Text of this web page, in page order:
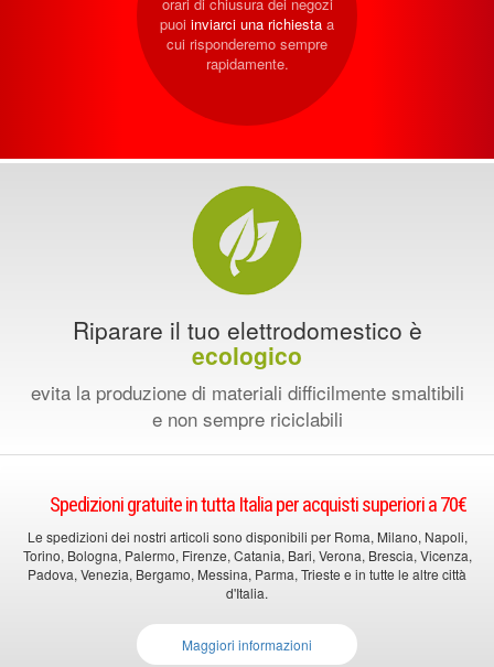
puoi inviarci una richiesta a
cui risponderemo sempre
rapidamente.
Riparare il tuo elettrodomestico è
ecologico
evita la produzione di materiali difficilmente smaltibili
e non sempre riciclabili
Spedizioni gratuite in tutta Italia per acquisti superiori a 70€
Le spedizioni dei nostri articoli sono disponibili per Roma, Milano, Napoli,
Torino, Bologna, Palermo, Firenze, Catania, Bari, Verona, Brescia, Vicenza,
Padova, Venezia, Bergamo, Messina, Parma, Trieste e in tutte le altre città
d'Italia.
Maggiori informazioni